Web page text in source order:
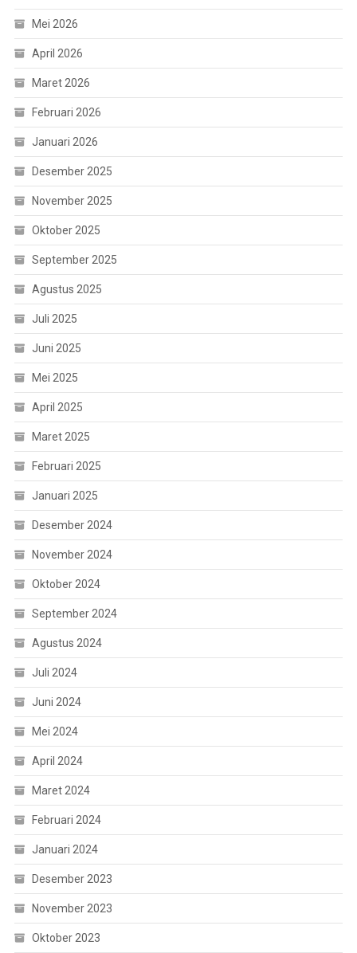
Mei 2026
April 2026
Maret 2026
Februari 2026
Januari 2026
Desember 2025
November 2025
Oktober 2025
September 2025
Agustus 2025
Juli 2025
Juni 2025
Mei 2025
April 2025
Maret 2025
Februari 2025
Januari 2025
Desember 2024
November 2024
Oktober 2024
September 2024
Agustus 2024
Juli 2024
Juni 2024
Mei 2024
April 2024
Maret 2024
Februari 2024
Januari 2024
Desember 2023
November 2023
Oktober 2023